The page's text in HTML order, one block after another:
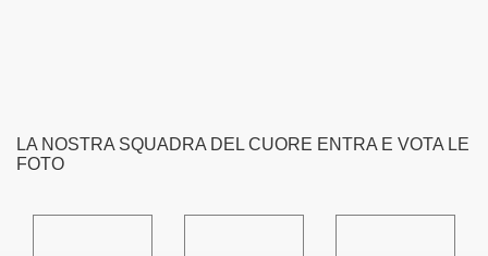
LA NOSTRA SQUADRA DEL CUORE ENTRA E VOTA LE
FOTO